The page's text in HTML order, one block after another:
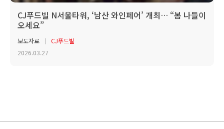
CJ푸드빌 N서울타워, ‘남산 와인페어’ 개최… “봄 나들이
오세요”
보도자료
CJ푸드빌
2026.03.27